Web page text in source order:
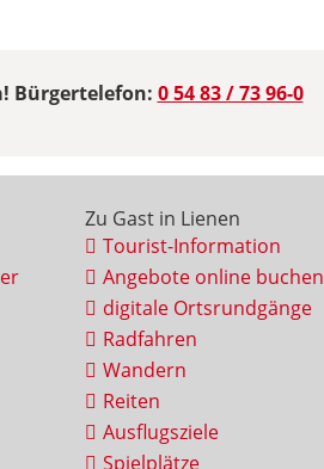
Bürgertelefon: 0 54 83 / 73 96-0
Zu Gast in Lienen
Tourist-Information
Angebote online buchen
digitale Ortsrundgänge
Radfahren
Wandern
Reiten
Ausflugsziele
Spielplätze